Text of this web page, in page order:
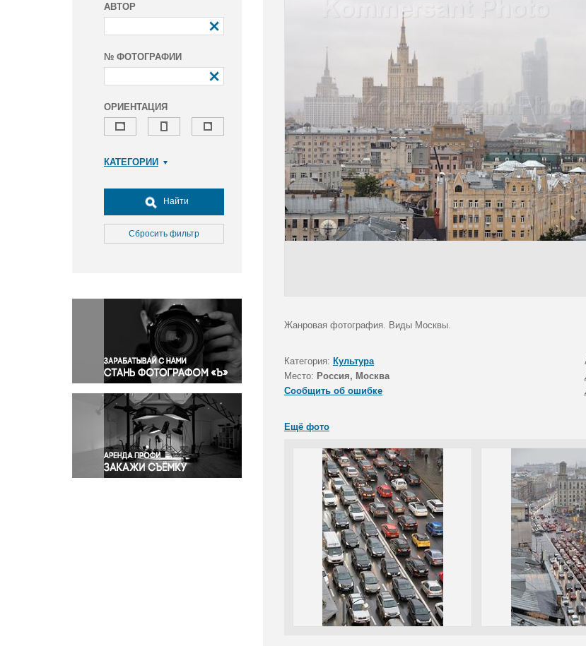
АВТОР
№ ФОТОГРАФИИ
ОРИЕНТАЦИЯ
КАТЕГОРИИ
Досуг, туризм и отдых
Культура
Медицина
Окружающая среда
Политика
Правосудие
Происшествия и конфликты
Религия
Светская жизнь
Спорт
Экология
Экономика и бизнес
Найти
Сбросить фильтр
Жанровая фотография. Виды Москвы.
Категория: Культура
Место: Россия, Москва
Сообщить об ошибке
Ещё фото